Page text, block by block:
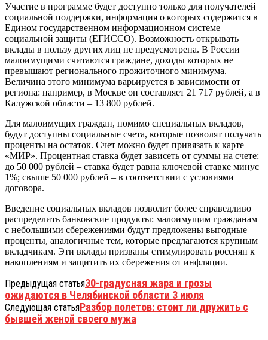
Участие в программе будет доступно только для получателей
социальной поддержки, информация о которых содержится в
Едином государственном информационном системе
социальной защиты (ЕГИССО). Возможность открывать
вклады в пользу других лиц не предусмотрена. В России
малоимущими считаются граждане, доходы которых не
превышают регионального прожиточного минимума.
Величина этого минимума варьируется в зависимости от
региона: например, в Москве он составляет 21 717 рублей, а в
Калужской области – 13 800 рублей.
Для малоимущих граждан, помимо специальных вкладов,
будут доступны социальные счета, которые позволят получать
проценты на остаток. Счет можно будет привязать к карте
«МИР». Процентная ставка будет зависеть от суммы на счете:
до 50 000 рублей – ставка будет равна ключевой ставке минус
1%; свыше 50 000 рублей – в соответствии с условиями
договора.
Введение социальных вкладов позволит более справедливо
распределить банковские продукты: малоимущим гражданам
с небольшими сбережениями будут предложены выгодные
проценты, аналогичные тем, которые предлагаются крупным
вкладчикам. Эти вклады призваны стимулировать россиян к
накоплениям и защитить их сбережения от инфляции.
Предыдущая статья30-градусная жара и грозы
ожидаются в Челябинской области 3 июля
Следующая статьяРазбор полетов: стоит ли дружить с
бывшей женой своего мужа